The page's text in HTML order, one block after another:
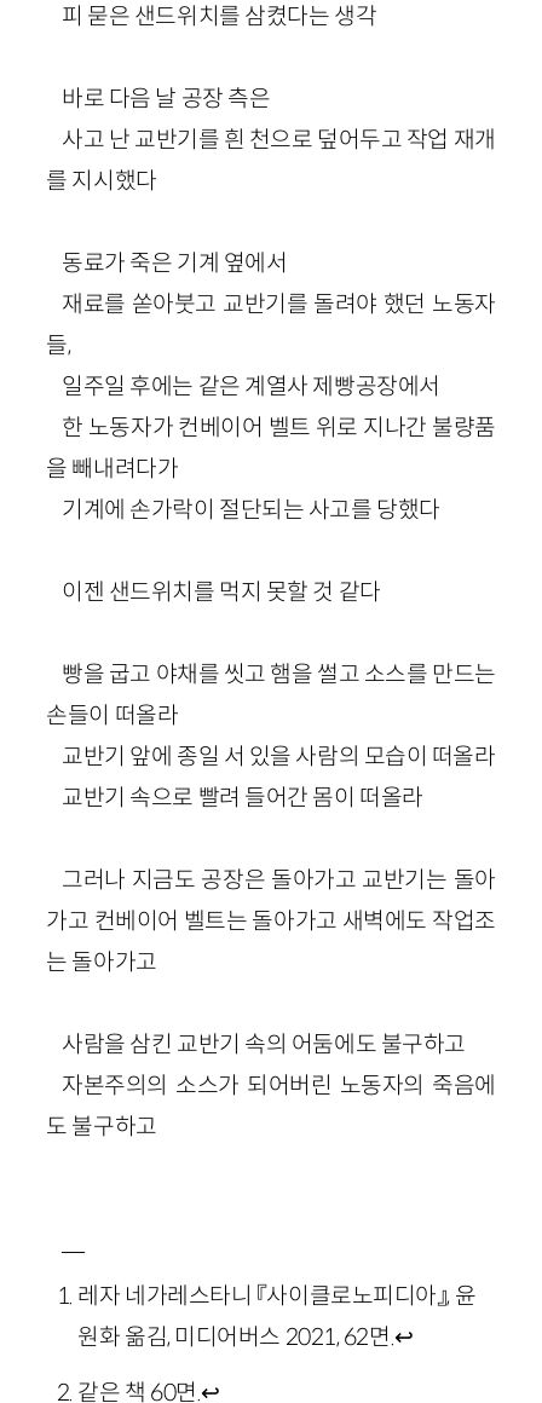
피 묻은 샌드위치를 삼켰다는 생각
바로 다음 날 공장 측은
사고 난 교반기를 흰 천으로 덮어두고 작업 재개
를 지시했다
동료가 죽은 기계 옆에서
재료를 쏟아붓고 교반기를 돌려야 했던 노동자
들,
일주일 후에는 같은 계열사 제빵공장에서
한 노동자가 컨베이어 벨트 위로 지나간 불량품
을 빼내려다가
기계에 손가락이 절단되는 사고를 당했다
이젠 샌드위치를 먹지 못할 것 같다
빵을 굽고 야채를 씻고 햄을 썰고 소스를 만드는
손들이 떠올라
교반기 앞에 종일 서 있을 사람의 모습이 떠올라
교반기 속으로 빨려 들어간 몸이 떠올라
그러나 지금도 공장은 돌아가고 교반기는 돌아
가고 컨베이어 벨트는 돌아가고 새벽에도 작업조
는 돌아가고
사람을 삼킨 교반기 속의 어둠에도 불구하고
자본주의의 소스가 되어버린 노동자의 죽음에
도 불구하고
―
레자 네가레스타니 『사이클로노피디아』, 윤
원화 옮김, 미디어버스 2021, 62면.↩
같은 책 60면.↩